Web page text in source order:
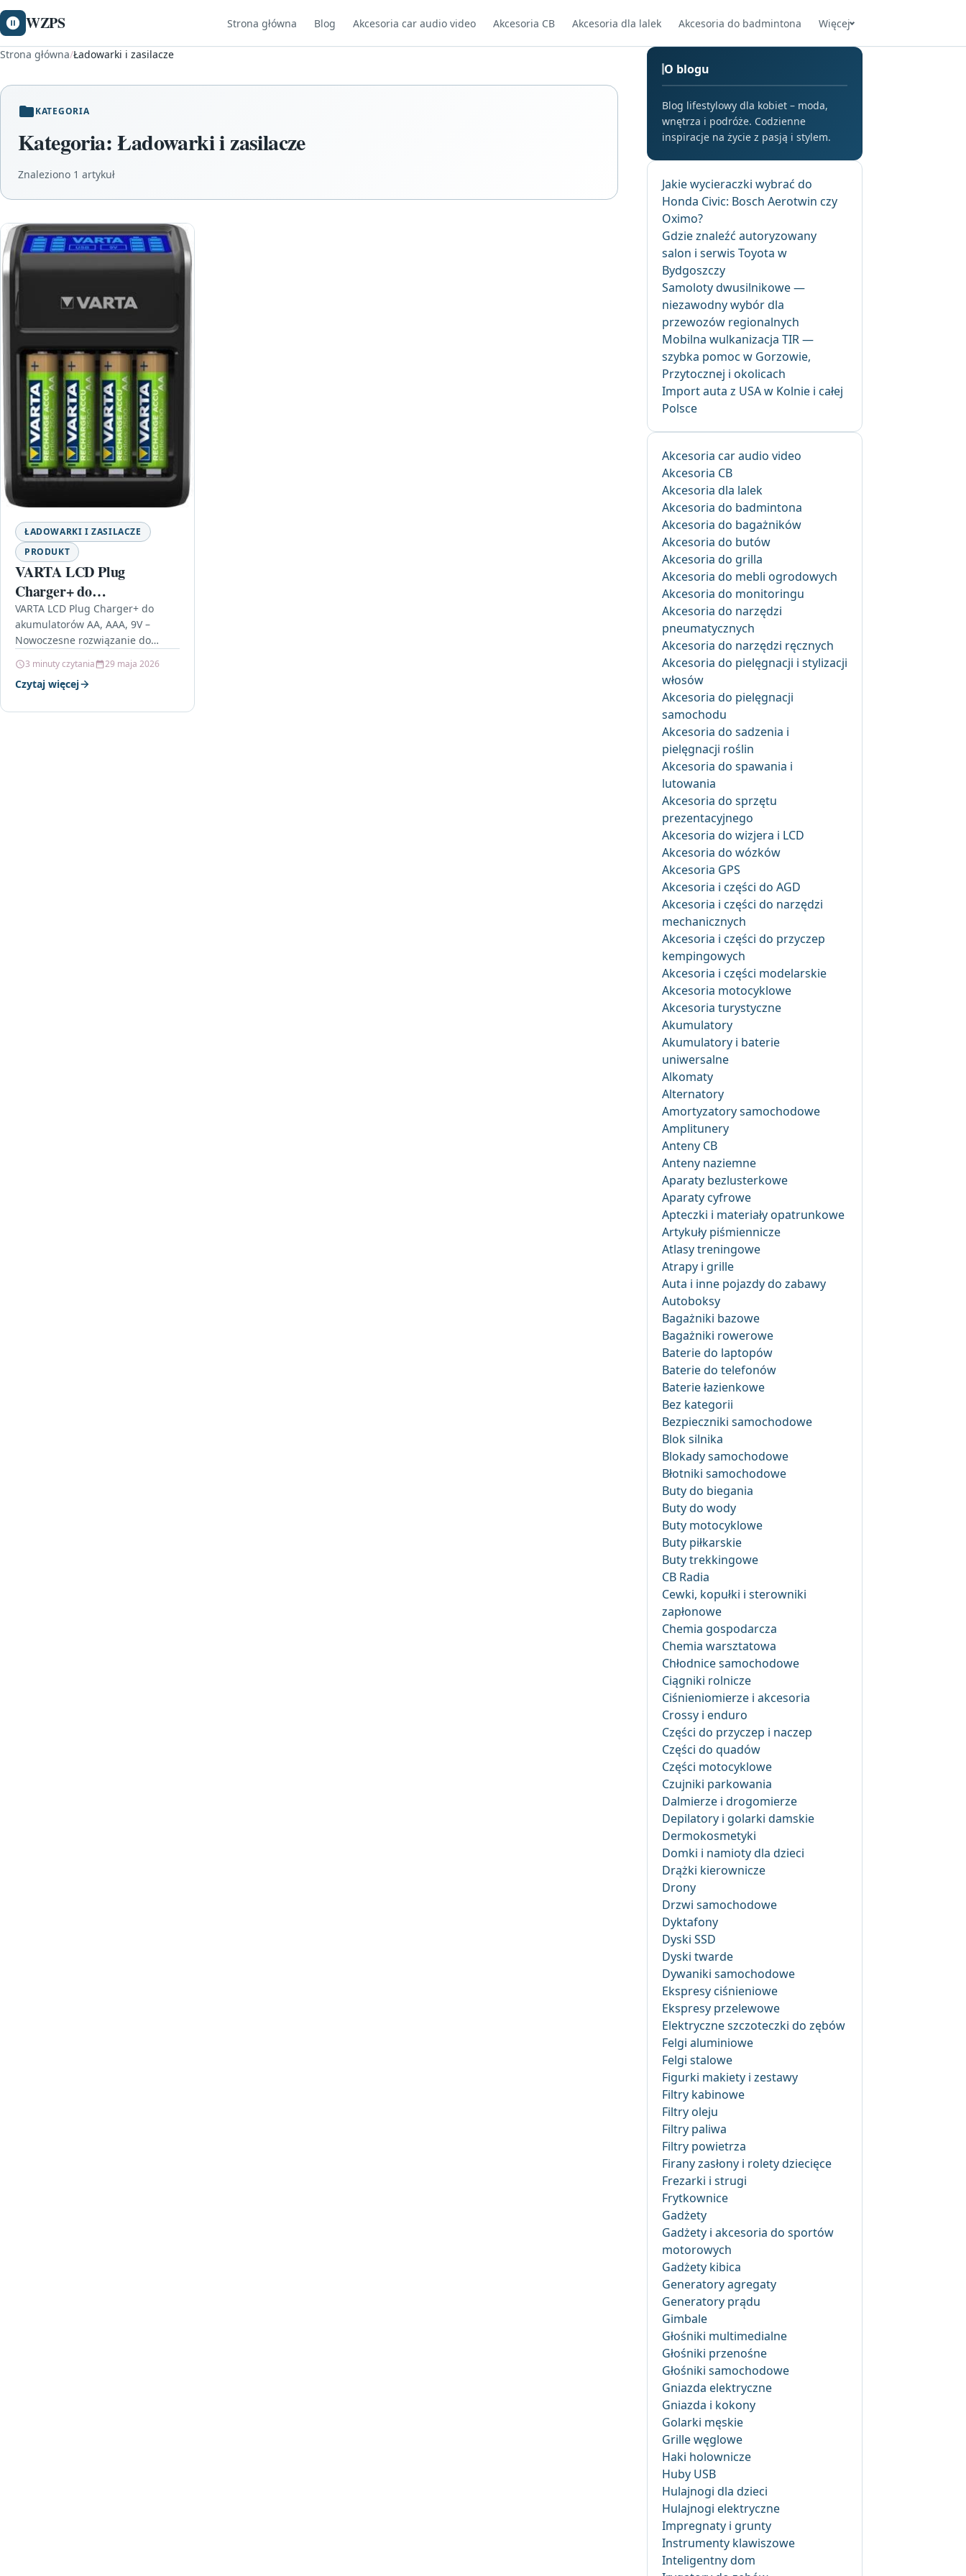
WZPS Strona główna Blog Akcesoria car audio video Akcesoria CB Akcesoria dla lalek Akcesoria do badmintona Więcej
Strona główna/Ładowarki i zasilacze
KATEGORIA
Kategoria:Ładowarki i zasilacze
Znaleziono 1 artykuł
ŁADOWARKI I ZASILACZE
PRODUKT
VARTA LCD Plug
Charger+ do
akumulatorów
AA,AAA,9V
VARTA LCD Plug Charger+ do
akumulatorów AA, AAA, 9V –
Nowoczesne rozwiązanie do
czasach, kiedy oszczędność
energii oraz dbałość o
3 minuty czytania 29 maja 2026
Czytaj więcej
O blogu
Blog lifestylowy dla kobiet – moda,
wnętrza i podróże. Codzienne
inspiracje na życie z pasją i stylem.
Jakie wycieraczki wybrać do
Honda Civic: Bosch Aerotwin czy
Oximo?
Gdzie znaleźć autoryzowany
salon i serwis Toyota w
Bydgoszczy
Samoloty dwusilnikowe —
niezawodny wybór dla
przewozów regionalnych
Mobilna wulkanizacja TIR —
szybka pomoc w Gorzowie,
Przytocznej i okolicach
Import auta z USA w Kolnie i całej
Polsce
Akcesoria car audio video
Akcesoria CB
Akcesoria dla lalek
Akcesoria do badmintona
Akcesoria do bagażników
Akcesoria do butów
Akcesoria do grilla
Akcesoria do mebli ogrodowych
Akcesoria do monitoringu
Akcesoria do narzędzi
pneumatycznych
Akcesoria do narzędzi ręcznych
Akcesoria do pielęgnacji i stylizacji
włosów
Akcesoria do pielęgnacji
samochodu
Akcesoria do sadzenia i
pielęgnacji roślin
Akcesoria do spawania i
lutowania
Akcesoria do sprzętu
prezentacyjnego
Akcesoria do wizjera i LCD
Akcesoria do wózków
Akcesoria GPS
Akcesoria i części do AGD
Akcesoria i części do narzędzi
mechanicznych
Akcesoria i części do przyczep
kempingowych
Akcesoria i części modelarskie
Akcesoria motocyklowe
Akcesoria turystyczne
Akumulatory
Akumulatory i baterie
uniwersalne
Alkomaty
Alternatory
Amortyzatory samochodowe
Amplitunery
Anteny CB
Anteny naziemne
Aparaty bezlusterkowe
Aparaty cyfrowe
Apteczki i materiały opatrunkowe
Artykuły piśmiennicze
Atlasy treningowe
Atrapy i grille
Auta i inne pojazdy do zabawy
Autoboksy
Bagażniki bazowe
Bagażniki rowerowe
Baterie do laptopów
Baterie do telefonów
Baterie łazienkowe
Bez kategorii
Bezpieczniki samochodowe
Blok silnika
Blokady samochodowe
Błotniki samochodowe
Buty do biegania
Buty do wody
Buty motocyklowe
Buty piłkarskie
Buty trekkingowe
CB Radia
Cewki, kopułki i sterowniki
zapłonowe
Chemia gospodarcza
Chemia warsztatowa
Chłodnice samochodowe
Ciągniki rolnicze
Ciśnieniomierze i akcesoria
Crossy i enduro
Części do przyczep i naczep
Części do quadów
Części motocyklowe
Czujniki parkowania
Dalmierze i drogomierze
Depilatory i golarki damskie
Dermokosmetyki
Domki i namioty dla dzieci
Drążki kierownicze
Drony
Drzwi samochodowe
Dyktafony
Dyski SSD
Dyski twarde
Dywaniki samochodowe
Ekspresy ciśnieniowe
Ekspresy przelewowe
Elektryczne szczoteczki do zębów
Felgi aluminiowe
Felgi stalowe
Figurki makiety i zestawy
Filtry kabinowe
Filtry oleju
Filtry paliwa
Filtry powietrza
Firany zasłony i rolety dziecięce
Frezarki i strugi
Frytkownice
Gadżety
Gadżety i akcesoria do sportów
motorowych
Gadżety kibica
Generatory agregaty
Generatory prądu
Gimbale
Głośniki multimedialne
Głośniki przenośne
Głośniki samochodowe
Gniazda elektryczne
Gniazda i kokony
Golarki męskie
Grille węglowe
Haki holownicze
Huby USB
Hulajnogi dla dzieci
Hulajnogi elektryczne
Impregnaty i grunty
Instrumenty klawiszowe
Inteligentny dom